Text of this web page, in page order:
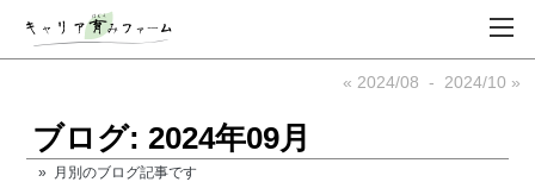
ブログ: 2024年09月
« 2024/08 - 2024/10 »
» 月別のブログ記事です